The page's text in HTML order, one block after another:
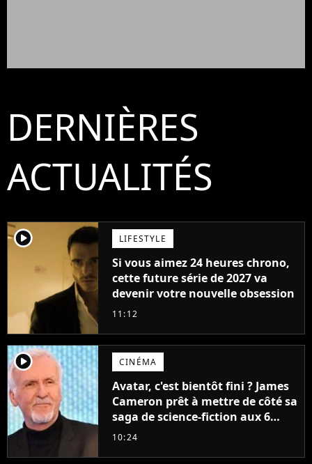
DERNIÈRES
ACTUALITÉS
player2 LIFESTYLE
Si vous aimez 24 heures chrono,
cette future série de 2027 va
devenir votre nouvelle obsession
11:12
player2 CINÉMA
Avatar, c'est bientôt fini ? James
Cameron prêt à mettre de côté sa
saga de science-fiction aux 6
milliards de recettes
10:24